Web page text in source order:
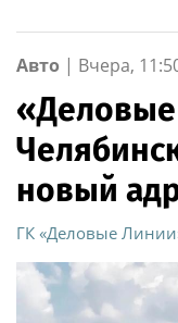
Авто | Вчера,
новый
ГК «Деловые